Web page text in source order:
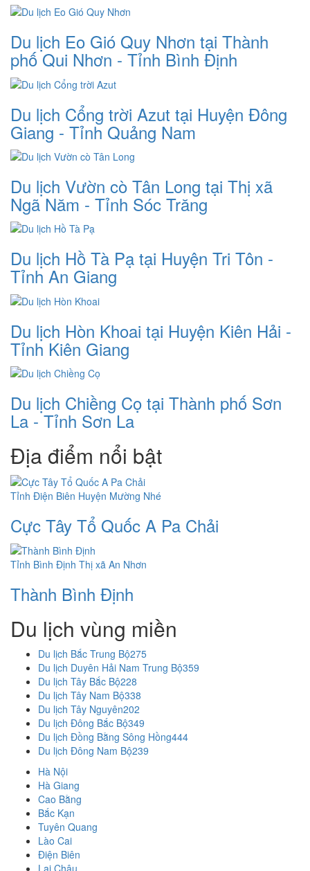
Du lịch Eo Gió Quy Nhơn tại Thành
phố Qui Nhơn - Tỉnh Bình Định
Du lịch Cổng trời Azut tại Huyện Đông
Giang - Tỉnh Quảng Nam
Du lịch Vườn cò Tân Long tại Thị xã
Ngã Năm - Tỉnh Sóc Trăng
Du lịch Hồ Tà Pạ tại Huyện Tri Tôn -
Tỉnh An Giang
Du lịch Hòn Khoai tại Huyện Kiên Hải -
Tỉnh Kiên Giang
Du lịch Chiềng Cọ tại Thành phố Sơn
La - Tỉnh Sơn La
Địa điểm nổi bật
Tỉnh Điện Biên Huyện Mường Nhé
Cực Tây Tổ Quốc A Pa Chải
Tỉnh Bình Định Thị xã An Nhơn
Thành Bình Định
Du lịch vùng miền
Du lịch Bắc Trung Bộ275
Du lịch Duyên Hải Nam Trung Bộ359
Du lịch Tây Bắc Bộ228
Du lịch Tây Nam Bộ338
Du lịch Tây Nguyên202
Du lịch Đông Bắc Bộ349
Du lịch Đồng Bằng Sông Hồng444
Du lịch Đông Nam Bộ239
Hà Nội
Hà Giang
Cao Bằng
Bắc Kạn
Tuyên Quang
Lào Cai
Điện Biên
Lai Châu